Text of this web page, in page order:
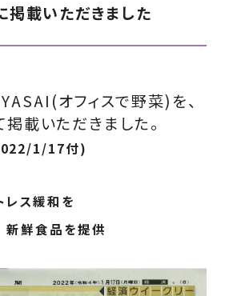
掲載いただきました
オフィスで野菜)を、
掲載いただきました。
1/17付)
ス緩和を
鮮食品を提供